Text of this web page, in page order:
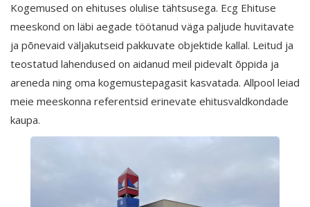
Kogemused on ehituses olulise tähtsusega. Ecg Ehituse
meeskond on läbi aegade töötanud väga paljude huvitavate
ja põnevaid väljakutseid pakkuvate objektide kallal. Leitud ja
teostatud lahendused on aidanud meil pidevalt õppida ja
areneda ning oma kogemustepagasit kasvatada. Allpool leiad
meie meeskonna referentsid erinevate ehitusvaldkondade
kaupa.